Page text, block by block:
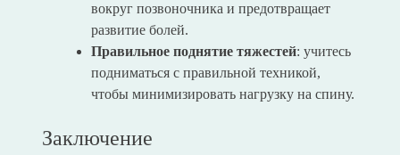
вокруг позвоночника и предотвращает
развитие болей.
Правильное поднятие тяжестей: учитесь
подниматься с правильной техникой,
чтобы минимизировать нагрузку на спину.
Заключение